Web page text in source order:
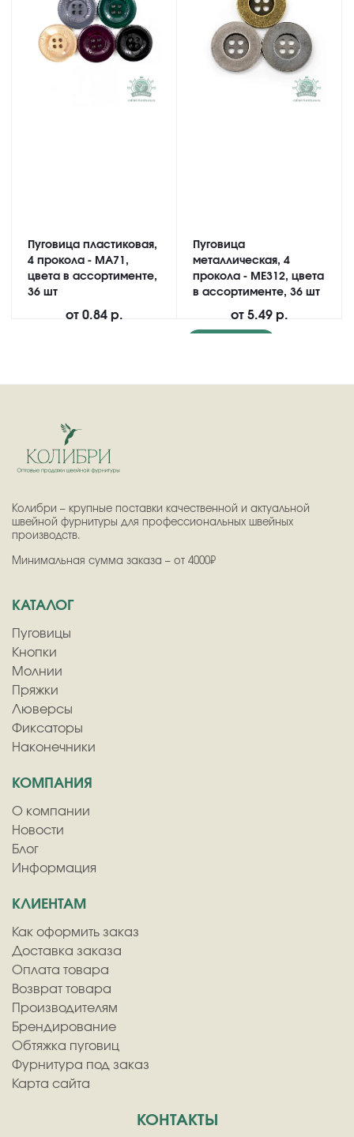
Пуговица пластиковая,
4 прокола - MA71,
цвета в ассортименте,
36 шт
от 0.84 р.
Пуговица
металлическая, 4
прокола - ME312, цвета
в ассортименте, 36 шт
от 5.49 р.
Колибри – крупные поставки качественной и актуальной
швейной фурнитуры для профессиональных швейных
производств.
Минимальная сумма заказа – от 4000₽
КАТАЛОГ
Пуговицы
Кнопки
Молнии
Пряжки
Люверсы
Фиксаторы
Наконечники
КОМПАНИЯ
О компании
Новости
Блог
Информация
КЛИЕНТАМ
Как оформить заказ
Доставка заказа
Оплата товара
Возврат товара
Производителям
Брендирование
Обтяжка пуговиц
Фурнитура под заказ
Карта сайта
КОНТАКТЫ